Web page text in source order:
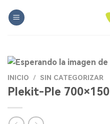
INICIO / SIN CATEGORIZAR
Plekit-Ple 700×150